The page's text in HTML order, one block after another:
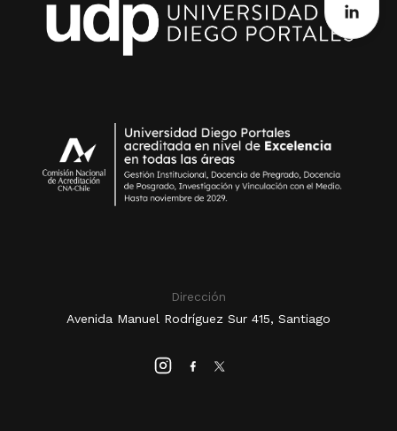
Dirección
Avenida Manuel Rodríguez Sur 415, Santiago